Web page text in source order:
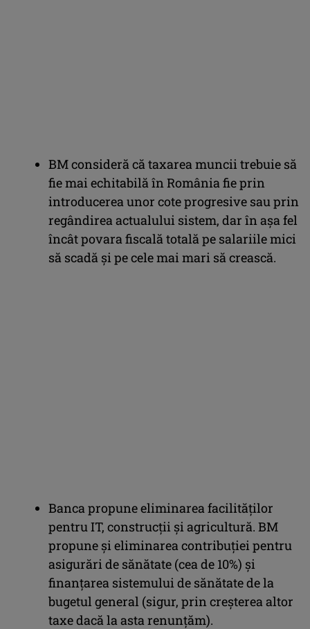
BM consideră că taxarea muncii trebuie să
fie mai echitabilă în România fie prin
introducerea unor cote progresive sau prin
regândirea actualului sistem, dar în așa fel
încât povara fiscală totală pe salariile mici
să scadă și pe cele mai mari să crească.
Banca propune eliminarea facilităților
pentru IT, construcții și agricultură. BM
propune și eliminarea contribuției pentru
asigurări de sănătate (cea de 10%) și
finanțarea sistemului de sănătate de la
bugetul general (sigur, prin creșterea altor
taxe dacă la asta renunțăm).